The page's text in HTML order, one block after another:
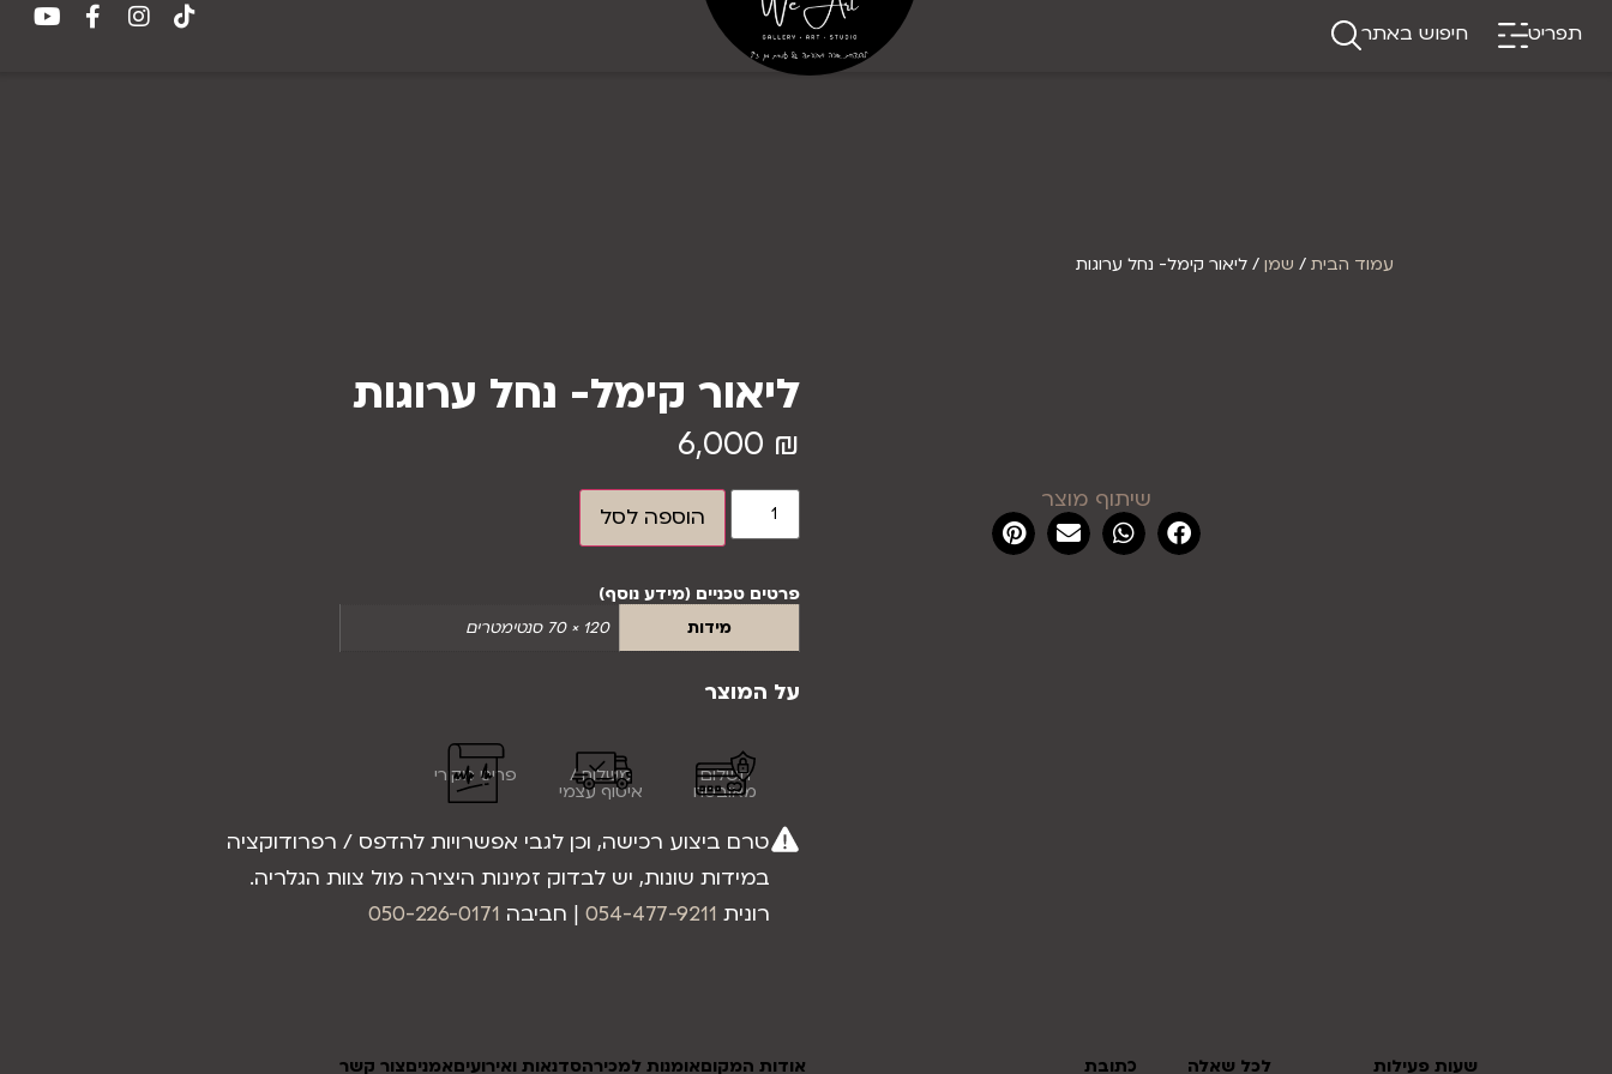
תפריט חיפוש באתר
עמוד הבית / שמן / ליאור קימל- נחל ערוגות
שיתוף מוצר
ליאור קימל- נחל ערוגות
6,000 ₪
הוספה לסל
פרטים טכניים (מידע נוסף)
מידות 120 × 70 סנטימטרים
על המוצר
תשלום
מאובטח
משלוח /
איסוף עצמי
פריט מקורי
טרם ביצוע רכישה, וכן לגבי אפשרויות להדפס / רפרודוקציה
במידות שונות, יש לבדוק זמינות היצירה מול צוות הגלריה.
רונית 054-477-9211 | חביבה 050-226-0171
שעות פעילות לכל שאלה כתובת אודות המקוםאומנות למכירהסדנאות ואירועיםאמניםצור קשר